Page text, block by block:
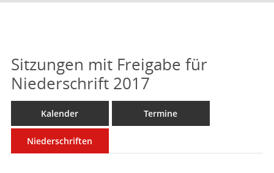
Sitzungen mit Freigabe für
Niederschrift 2017
Kalender Termine
Niederschriften